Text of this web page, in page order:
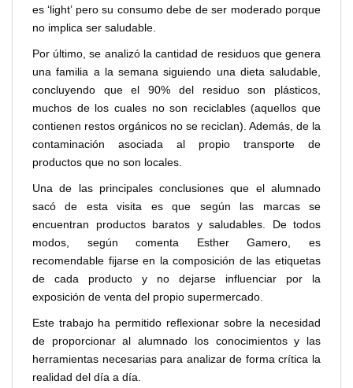
es ‘light’ pero su consumo debe de ser moderado porque
no implica ser saludable.
Por último, se analizó la cantidad de residuos que genera
una familia a la semana siguiendo una dieta saludable,
concluyendo que el 90% del residuo son plásticos,
muchos de los cuales no son reciclables (aquellos que
contienen restos orgánicos no se reciclan). Además, de la
contaminación asociada al propio transporte de
productos que no son locales.
Una de las principales conclusiones que el alumnado
sacó de esta visita es que según las marcas se
encuentran productos baratos y saludables. De todos
modos, según comenta Esther Gamero, es
recomendable fijarse en la composición de las etiquetas
de cada producto y no dejarse influenciar por la
exposición de venta del propio supermercado.
Este trabajo ha permitido reflexionar sobre la necesidad
de proporcionar al alumnado los conocimientos y las
herramientas necesarias para analizar de forma crítica la
realidad del día a día.